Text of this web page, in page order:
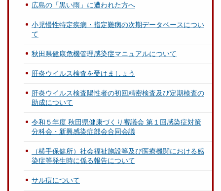
広島の「黒い雨」に遭われた方へ
小児慢性特定疾病・指定難病の次期データベースについ
て
秋田県健康危機管理感染症マニュアルについて
肝炎ウイルス検査を受けましょう
肝炎ウイルス検査陽性者の初回精密検査及び定期検査の
助成について
令和５年度 秋田県健康づくり審議会 第１回感染症対策
分科会・新興感染症部会合同会議
（横手保健所）社会福祉施設等及び医療機関における感
染症等発生時に係る報告について
サル痘について